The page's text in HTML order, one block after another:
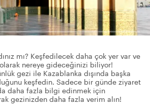
mı? Keşfedilecek daha çok yer var ve
nereye gideceğinizi biliyor!
gezi ile Kazablanka dışında başka
keşfedin. Sadece bir günde ziyaret
daha fazla bilgi edinmek için
gezinizden daha fazla verim alın!